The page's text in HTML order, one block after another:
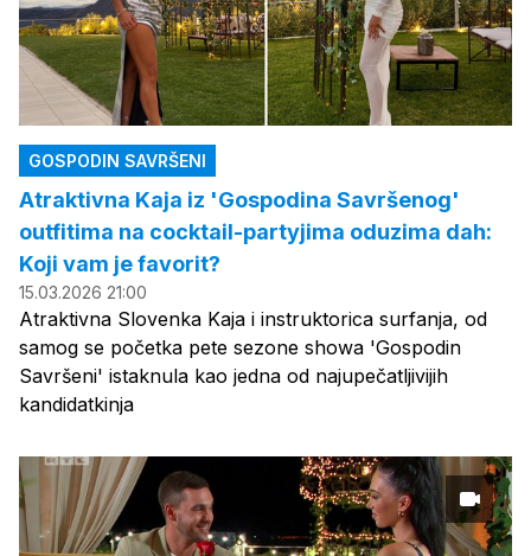
GOSPODIN SAVRŠENI
Atraktivna Kaja iz 'Gospodina Savršenog'
outfitima na cocktail-partyjima oduzima dah:
Koji vam je favorit?
15.03.2026 21:00
Atraktivna Slovenka Kaja i instruktorica surfanja, od
samog se početka pete sezone showa 'Gospodin
Savršeni' istaknula kao jedna od najupečatljivijih
kandidatkinja